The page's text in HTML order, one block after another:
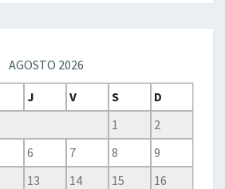
AGOSTO 2026
J V S
D
1
2
6 7 8
9
13 14 15
16